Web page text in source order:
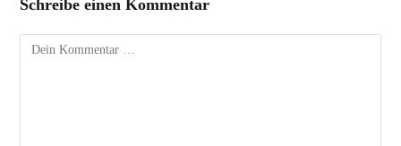
Schreibe einen Kommentar
Kommentar